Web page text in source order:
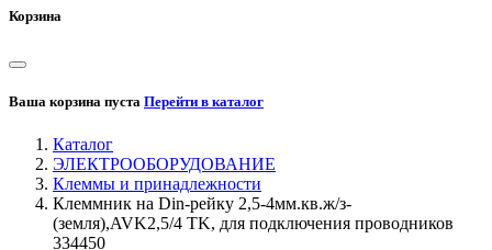
Корзина
Ваша корзина пуста Перейти в каталог
Каталог
ЭЛЕКТРООБОРУДОВАНИЕ
Клеммы и принадлежности
Клеммник на Din-рейку 2,5-4мм.кв.ж/з-
(земля),AVK2,5/4 TK, для подключения проводников
334450